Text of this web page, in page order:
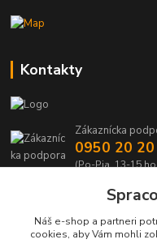
Kontakty
Zákaznícka
0950 20
(Po-Pia, 13-15
info@kabelmanie.sk
Náš e-shop a partneri
cookies, aby Vám mohli